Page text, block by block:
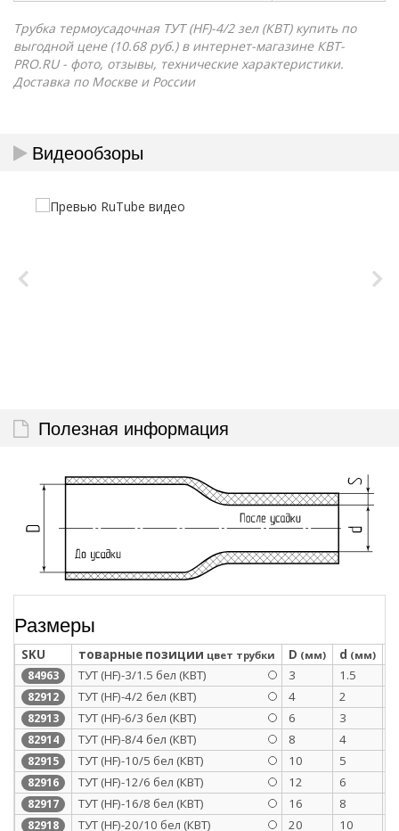
Трубка термоусадочная ТУТ (HF)-4/2 зел (КВТ) купить по
выгодной цене (10.68 руб.) в интернет-магазине КВТ-
PRO.RU - фото, отзывы, технические характеристики.
Доставка по Москве и России
Видеообзоры
Полезная информация
Размеры
SKU товарные позиции цвет трубки D (мм) d (мм)
84963 ТУТ (HF)-3/1.5 бел (КВТ) 3 1.5
82912 ТУТ (HF)-4/2 бел (КВТ) 4 2
82913 ТУТ (HF)-6/3 бел (КВТ) 6 3
82914 ТУТ (HF)-8/4 бел (КВТ) 8 4
82915 ТУТ (HF)-10/5 бел (КВТ) 10 5
82916 ТУТ (HF)-12/6 бел (КВТ) 12 6
82917 ТУТ (HF)-16/8 бел (КВТ) 16 8
82918 ТУТ (HF)-20/10 бел (КВТ) 20 10